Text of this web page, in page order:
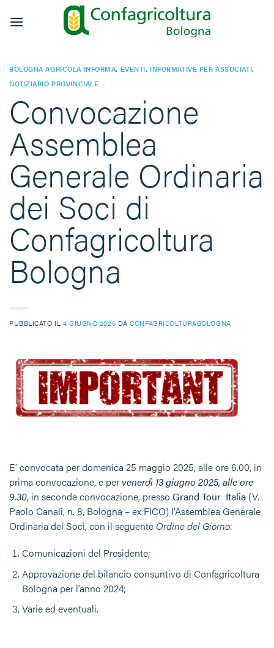
BOLOGNA AGRICOLA INFORMA, EVENTI, INFORMATIVE PER ASSOCIATI,
NOTIZIARIO PROVINCIALE
Convocazione
Assemblea
Generale Ordinaria
dei Soci di
Confagricoltura
Bologna
PUBBLICATO IL 4 GIUGNO 2025 DACONFAGRICOLTURABOLOGNA
E’ convocata per domenica 25 maggio 2025, alle ore 6.00, in
prima convocazione, e per venerdì 13 giugno 2025, alle ore
9.30, in seconda convocazione, presso Grand Tour Italia (V.
Paolo Canali, n. 8, Bologna – ex FICO) l’Assemblea Generale
Ordinaria dei Soci, con il seguente Ordine del Giorno:
Comunicazioni del Presidente;
Approvazione del bilancio consuntivo di Confagricoltura
Bologna per l’anno 2024;
Varie ed eventuali.